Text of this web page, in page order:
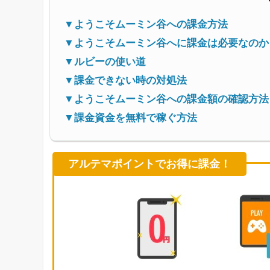
▼ようこそムーミン谷への課金方法
▼ようこそムーミン谷へに課金は必要なの
▼ルビーの使い道
▼課金できない時の対処法
▼ようこそムーミン谷への課金額の確認方法
▼課金資金を無料で稼ぐ方法
アルテマポイントでお得に課金！